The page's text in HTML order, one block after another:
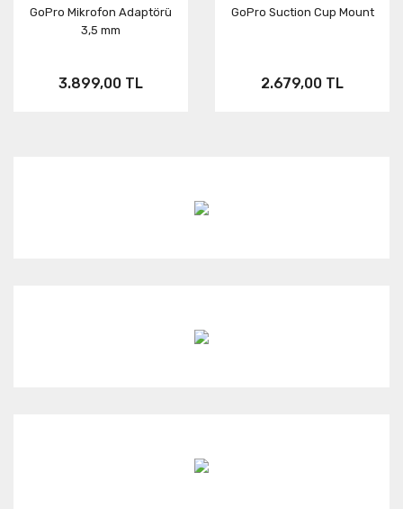
GoPro Mikrofon Adaptörü
3,5 mm
3.899,00 TL
GoPro Suction Cup Mount
2.679,00 TL